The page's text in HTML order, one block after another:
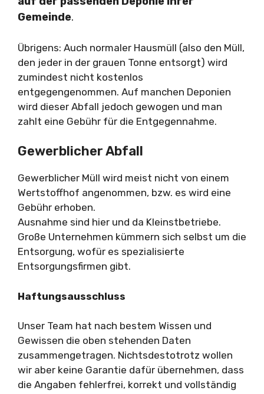
Gemeinde.
Übrigens: Auch normaler Hausmüll (also den Müll,
den jeder in der grauen Tonne entsorgt) wird
zumindest nicht kostenlos
entgegengenommen. Auf manchen Deponien
wird dieser Abfall jedoch gewogen und man
zahlt eine Gebühr für die Entgegennahme.
Gewerblicher Abfall
Gewerblicher Müll wird meist nicht von einem
Wertstoffhof angenommen, bzw. es wird eine
Gebühr erhoben.
Ausnahme sind hier und da Kleinstbetriebe.
Große Unternehmen kümmern sich selbst um die
Entsorgung, wofür es spezialisierte
Entsorgungsfirmen gibt.
Haftungsausschluss
Unser Team hat nach bestem Wissen und
Gewissen die oben stehenden Daten
zusammengetragen. Nichtsdestotrotz wollen
wir aber keine Garantie dafür übernehmen, dass
die Angaben fehlerfrei, korrekt und vollständig